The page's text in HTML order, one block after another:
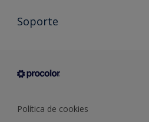
Todos los productos
Condiciones generales de venta
Soporte
Sobre Procolor
Política de cookies